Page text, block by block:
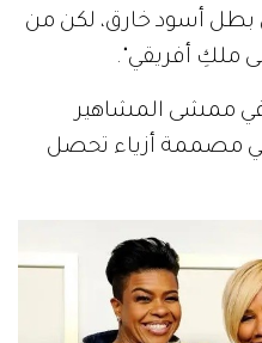
بطل أسود خارق، لكن من
ملكِ أفريقي".
ممشى المشاهير
لتكون ثاني مصممة أزياء تحصل